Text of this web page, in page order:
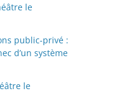
le
public-privé :
d’un système
le